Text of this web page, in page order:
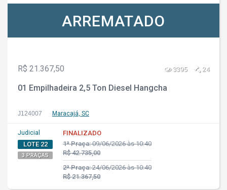
ARREMATADO
R$ 21.367,50 3395 24
01 Empilhadeira 2,5 Ton Diesel Hangcha
J124007 Maracajá, SC
Judicial
LOTE 22
3 PRAÇAS
FINALIZADO
1ª Praça:09/06/2026 às 10:40
R$ 42.735,00
2ª Praça:24/06/2026 às 10:40
R$ 21.367,50